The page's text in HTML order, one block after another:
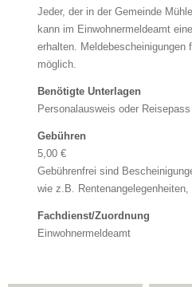
Jeder, der in der Gemeinde
kann im Einwohnermeldeamt
erhalten. Meldebescheinigungen
möglich.
Benötigte Unterlagen
Personalausweis oder Reisepass
Gebühren
5,00 €
Gebührenfrei sind
wie z.B.
Fachdienst/Zuordnung
Einwohnermeldeamt